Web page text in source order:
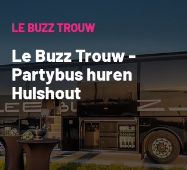
LE BUZZ TROUW
Le Buzz Trouw -
Partybus huren
Hulshout